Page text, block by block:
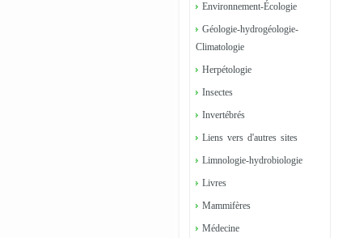
Environnement-Écologie
Géologie-hydrogéologie-
Climatologie
Herpétologie
Insectes
Invertébrés
Liens vers d'autres sites
Limnologie-hydrobiologie
Livres
Mammifères
Médecine